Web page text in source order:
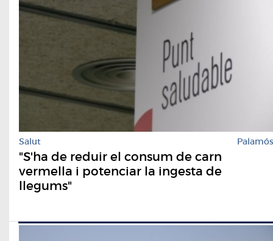
Salut Palamós
"S'ha de reduir el consum de carn
vermella i potenciar la ingesta de
llegums"